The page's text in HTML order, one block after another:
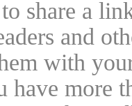
share a
and
with
have more